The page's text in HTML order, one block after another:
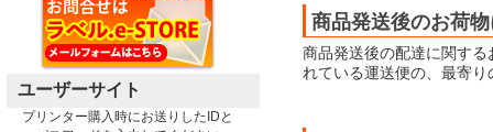
ユーザーサイト
プリンター購入時にお送りしたIDと
商品発送後のお荷
商品発送後の配達に関す
れている運送便の、最寄